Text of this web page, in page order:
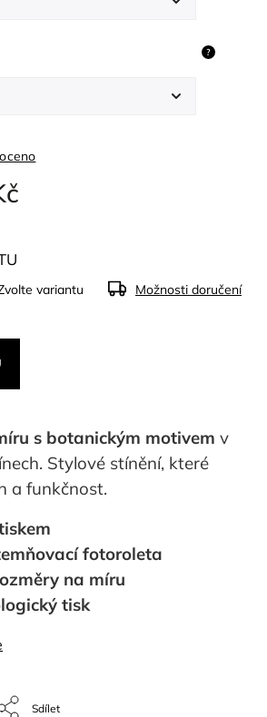
?
variantu Možnosti doručení
s botanickým motivem v
Stylové stínění, které
a funkčnost.
fotoroleta
na míru
tisk
Sdílet